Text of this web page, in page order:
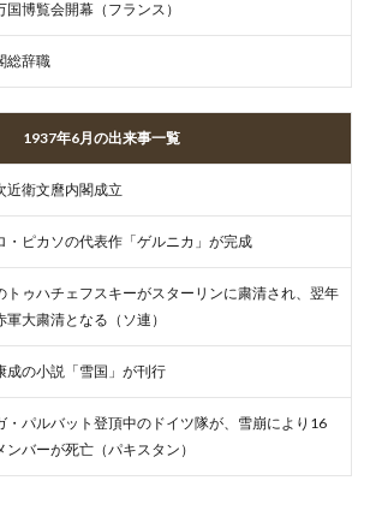
国博覧会開幕（フランス）
総辞職
1937年6月の出来事一覧
近衛文麿内閣成立
・ピカソの代表作「ゲルニカ」が完成
トゥハチェフスキーがスターリンに粛清され、翌年
軍大粛清となる（ソ連）
成の小説「雪国」が刊行
・パルバット登頂中のドイツ隊が、雪崩により16
ンバーが死亡（パキスタン）